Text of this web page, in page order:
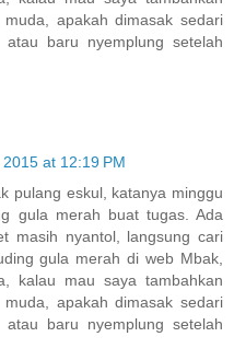
apakah dimasak sedari
baru nyemplung setelah
at 12:19 PM
pulang eskul, katanya minggu
gula merah buat tugas. Ada
masih nyantol, langsung cari
gula merah di web Mbak,
kalau mau saya tambahkan
apakah dimasak sedari
baru nyemplung setelah